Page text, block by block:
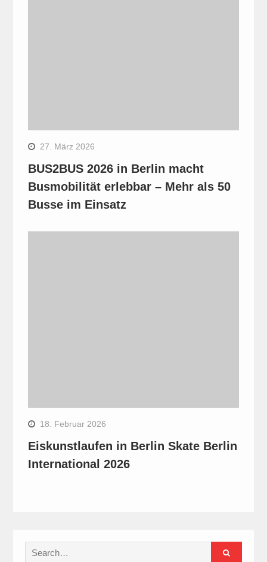
27. März 2026
BUS2BUS 2026 in Berlin macht
Busmobilität erlebbar – Mehr als 50
Busse im Einsatz
18. Februar 2026
Eiskunstlaufen in Berlin Skate Berlin
International 2026
Search